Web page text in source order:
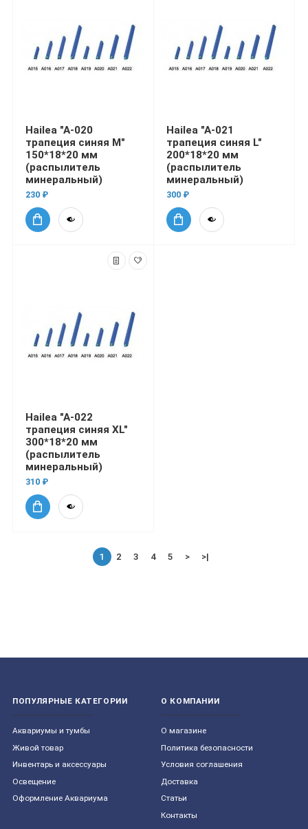
Hailea "A-020
трапеция синяя M"
150*18*20 мм
(распылитель
минеральный)
230 ₽
Hailea "A-021
трапеция синяя L"
200*18*20 мм
(распылитель
минеральный)
300 ₽
Hailea "A-022
трапеция синяя XL"
300*18*20 мм
(распылитель
минеральный)
310 ₽
1 2 3 4 5 > >|
ПОПУЛЯРНЫЕ КАТЕГОРИИ
Aквариумы и тумбы
Живой товар
Инвентарь и аксессуары
Освещение
Оформление Аквариума
О КОМПАНИИ
О магазине
Политика безопасности
Условия соглашения
Доставка
Статьи
Контакты